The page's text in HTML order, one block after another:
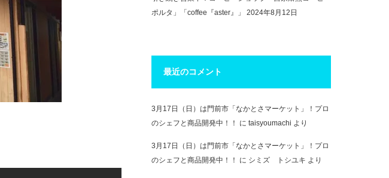
ポルタ」「coffee『aster』」
2024年8月12日
最近のコメント
3月17日（日）は門前市「なかとさマーケット」！プロ
のシェフと商品開発中！！
に taisyoumachi より
3月17日（日）は門前市「なかとさマーケット」！プロ
のシェフと商品開発中！！
に シミズ トシユキ より